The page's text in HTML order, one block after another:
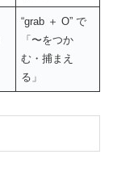
“grab ＋ O” で
「〜をつか
む・捕まえ
る」